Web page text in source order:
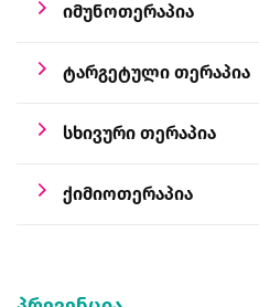
იმუნოთერაპია
ტარგეტული თერაპია
სხივური თერაპია
ქიმიოთერაპია